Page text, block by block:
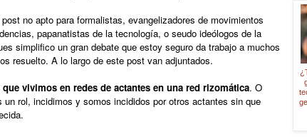
no apto para formalistas, evangelizadores de movimientos
papanatistas de la tecnología, o seudo ideólogos de la
simplifico un gran debate que estoy seguro da trabajo a muchos
resuelto. A lo largo de este post van adjuntados.
vivimos en redes de actantes en una red rizomática. O
rol, incidimos y somos incididos por otros actantes sin que